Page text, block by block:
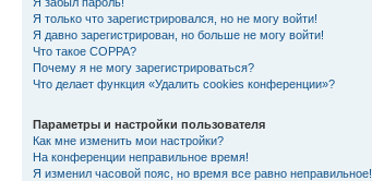
Я только что зарегистрировался, но не могу войти!
Я давно зарегистрирован, но больше не могу войти!
Что такое COPPA?
Почему я не могу зарегистрироваться?
Что делает функция «Удалить cookies конференции»?
Параметры и настройки пользователя
Как мне изменить мои настройки?
На конференции неправильное время!
Я изменил часовой пояс, но время все равно неправильное!